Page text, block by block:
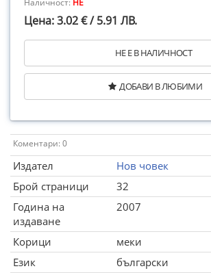
Наличност: НЕ
Цена: 3.02 € / 5.91 ЛВ.
НЕ Е В НАЛИЧНОСТ
ДОБАВИ В ЛЮБИМИ
Коментари: 0
Издател
Нов човек
Брой страници
32
Година на
издаване
2007
Корици
меки
Език
български